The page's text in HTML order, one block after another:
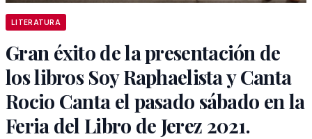
LITERATURA
Gran éxito de la presentación de
los libros Soy Raphaelista y Canta
Rocio Canta el pasado sábado en la
Feria del Libro de Jerez 2021.